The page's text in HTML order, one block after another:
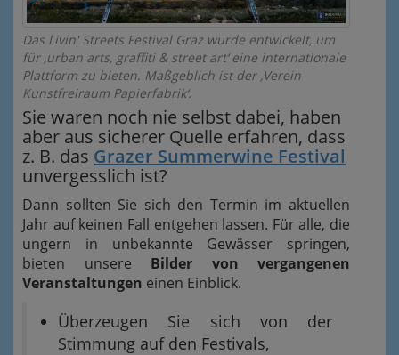
Das Livin' Streets Festival Graz wurde entwickelt, um
für ‚urban arts, graffiti & street art‘ eine internationale
Plattform zu bieten. Maßgeblich ist der ‚Verein
Kunstfreiraum Papierfabrik‘.
Sie waren noch nie selbst dabei, haben
aber aus sicherer Quelle erfahren, dass
z. B. das Grazer Summerwine Festival
unvergesslich ist?
Dann sollten Sie sich den Termin im aktuellen
Jahr auf keinen Fall entgehen lassen. Für alle, die
ungern in unbekannte Gewässer springen,
bieten unsere Bilder von vergangenen
Veranstaltungen einen Einblick.
Überzeugen Sie sich von der
Stimmung auf den Festivals,